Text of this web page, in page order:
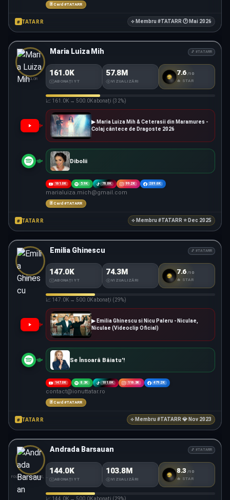
🃏 Card #TATARR
# TATARR ⟡ Membru #TATARR 🕐 Mai 2026
FOLCLOR
Maria Luiza Mih 🎵 #TATARR
161.0K
ABONAȚI YT
57.8M
VIZUALIZĂRI
7.6 /10
🔥 STAR
📈 161.0K → 500.0K abonați (32%)
▶ Maria Luiza Mih & Ceterasii din Maramures -
Colaj cântece de Dragoste 2026
Dibolii
161.0K 5.9K 78.8K 99.2K 289.6K
marialuiza.mich@gmail.com
🃏 Card #TATARR
# TATARR ⟡ Membru #TATARR ⭐ Dec 2025
FOLCLOR
Emilia Ghinescu 🎵 #TATARR
147.0K
ABONAȚI YT
74.3M
VIZUALIZĂRI
7.6 /10
🔥 STAR
📈 147.0K → 500.0K abonați (29%)
▶ Emilia Ghinescu si Nicu Paleru - Niculae,
Niculae (Videoclip Oficial)
Se Însoară Băiatu'!
147.0K 8.3K 101.0K 116.3K 479.2K
contact@ionuttatar.ro
🃏 Card #TATARR
# TATARR ⟡ Membru #TATARR 💎 Nov 2023
FOLCLOR, MANELE, POP
Andrada Barsauan 🎵 #TATARR
144.0K
ABONAȚI YT
103.8M
VIZUALIZĂRI
8.3 /10
🔥 STAR
📈 144.0K → 500.0K abonați (29%)